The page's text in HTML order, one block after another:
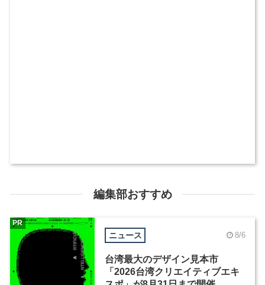
編集部おすすめ
ニュース 8/6
台湾最大のデザイン見本市
「2026台湾クリエイティブエキ
PR